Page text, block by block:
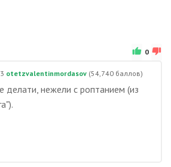
0
otetzvalentinmordasov (54,740 баллов)
делати, нежели с роптанием (из